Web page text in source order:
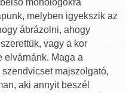
monológokra
melyben igyekszik az
ábrázolni, ahogy
vagy a kor
elvárnánk. Maga a
majszolgató,
aki annyit beszél